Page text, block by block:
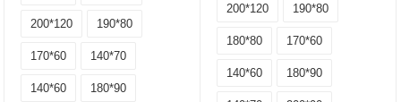
200*120 190*80
170*60 140*70
140*60 180*90
200*120 190*80
180*80 170*60
140*60 180*90